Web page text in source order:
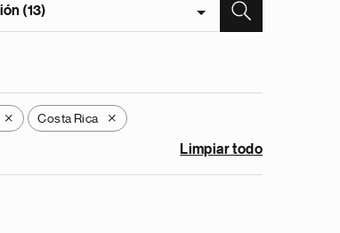
(13)
X Costa Rica X
Limpiar todo